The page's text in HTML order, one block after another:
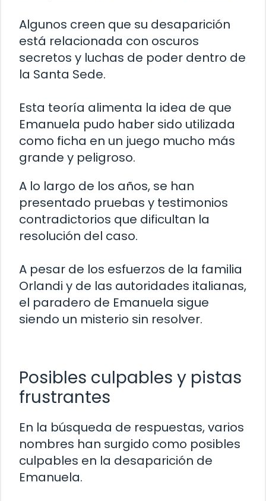
Algunos creen que su desaparición
está relacionada con oscuros
secretos y luchas de poder dentro de
la Santa Sede.
Esta teoría alimenta la idea de que
Emanuela pudo haber sido utilizada
como ficha en un juego mucho más
grande y peligroso.
A lo largo de los años, se han
presentado pruebas y testimonios
contradictorios que dificultan la
resolución del caso.
A pesar de los esfuerzos de la familia
Orlandi y de las autoridades italianas,
el paradero de Emanuela sigue
siendo un misterio sin resolver.
Posibles culpables y pistas
frustrantes
En la búsqueda de respuestas, varios
nombres han surgido como posibles
culpables en la desaparición de
Emanuela.